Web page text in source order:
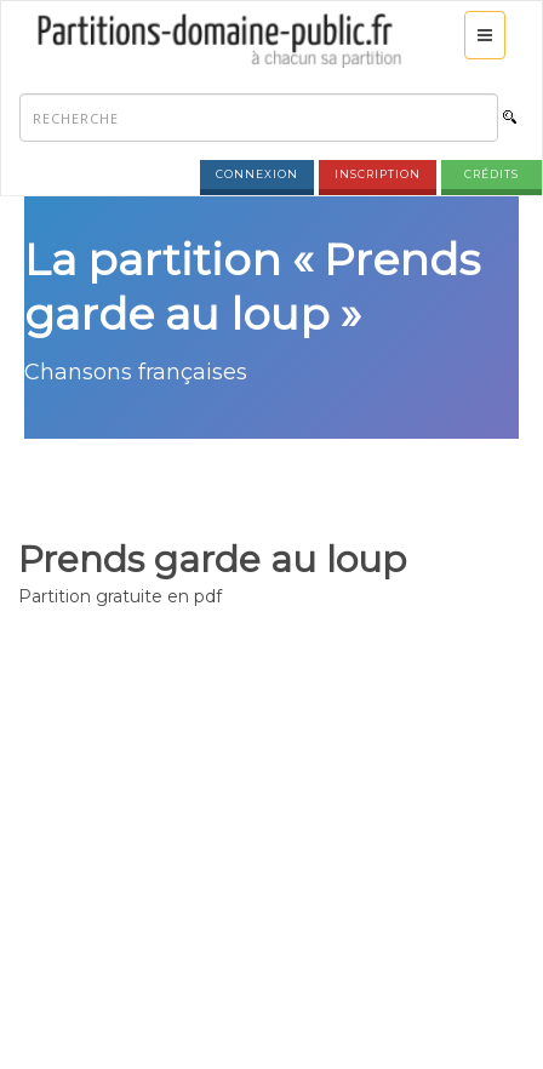
CONNEXION INSCRIPTION CRÉDITS
La partition « Prends
garde au loup »
Chansons françaises
Prends garde au loup
Partition gratuite en pdf